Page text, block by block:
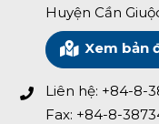
Huyện Cần
Xem bản
Liên hệ: +84-8-
Fax: +84-8-